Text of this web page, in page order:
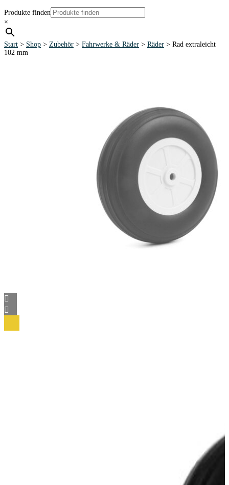
Produkte finden
×
Start > Shop > Zubehör > Fahrwerke & Räder > Räder > Rad extraleicht
102 mm